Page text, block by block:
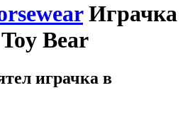
Играчка
Bear
играчка в